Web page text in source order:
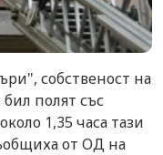
собственост на
полят със
1,35 часа тази
от ОД на